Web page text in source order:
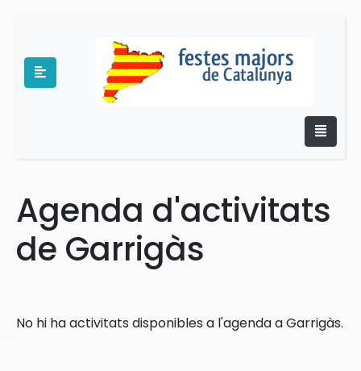
Agenda d'activitats
de Garrigàs
No hi ha activitats disponibles a l'agenda a Garrigàs.